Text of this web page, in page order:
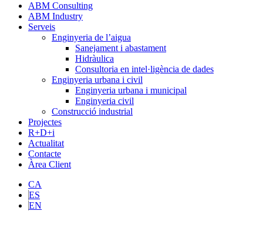
ABM Consulting
ABM Industry
Serveis
Enginyeria de l’aigua
Sanejament i abastament
Hidràulica
Consultoria en intel·ligència de dades
Enginyeria urbana i civil
Enginyeria urbana i municipal
Enginyeria civil
Construcció industrial
Projectes
R+D+i
Actualitat
Contacte
Àrea Client
CA
ES
EN